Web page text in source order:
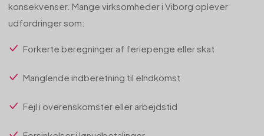
konsekvenser. Mange virksomheder i Viborg oplever
udfordringer som:
Forkerte beregninger af feriepenge eller skat
Manglende indberetning til eIndkomst
Fejl i overenskomster eller arbejdstid